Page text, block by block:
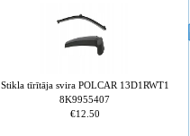
Stikla tīrītāja svira POLCAR 13D1RWT1
8K9955407
€12.50